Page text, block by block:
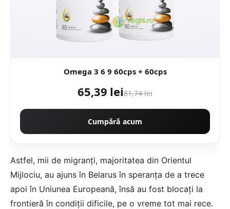
Omega 3 6 9 60cps + 60cps
65,39 lei81,74 lei
Cumpără acum
Astfel, mii de migranţi, majoritatea din Orientul
Mijlociu, au ajuns în Belarus în speranţa de a trece
apoi în Uniunea Europeană, însă au fost blocaţi la
frontieră în condiţii dificile, pe o vreme tot mai rece.